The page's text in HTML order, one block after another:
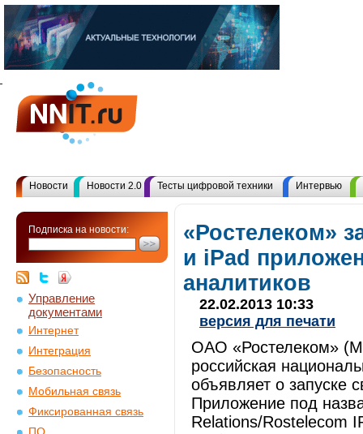
Новости Новости 2.0 Тесты цифровой техники Интервью
Подписка на новости:
Управление
документами
Интернет
Интеграция
Безопасность
Мобильная связь
Фиксированная связь
«Ростелеком»
и iPad
аналитиков
22.02.2013 10:33
версия для печати
ОАО «Ростелеком»
российская
объявляет о запуске
Приложение под
Relations/Rostelecom